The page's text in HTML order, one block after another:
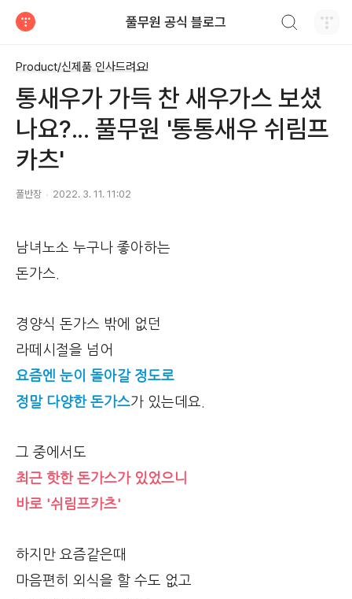
풀무원 공식 블로그
Product/신제품 인사드려요!
통새우가 가득 찬 새우가스 보셨
나요?... 풀무원 '통통새우 쉬림프
카츠'
풀반장 2022. 3. 11. 11:02
남녀노소 누구나 좋아하는
돈가스.
경양식 돈가스 밖에 없던
라떼시절을 넘어
요즘엔 눈이 돌아갈 정도로
정말 다양한 돈가스가 있는데요.
그 중에서도
최근 핫한 돈가스가 있었으니
바로 '쉬림프카츠'
하지만 요즘같은때
마음편히 외식을 할 수도 없고